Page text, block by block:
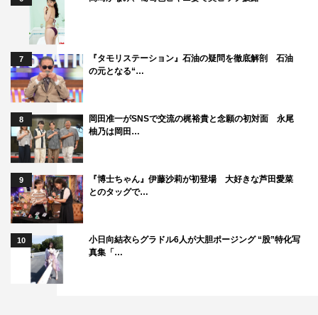
7
『タモリステーション』石油の疑問を徹底解剖 石油
の元となる“…
8
岡田准一がSNSで交流の梶裕貴と念願の初対面 永尾
柚乃は岡田…
9
『博士ちゃん』伊藤沙莉が初登場 大好きな芦田愛菜
とのタッグで…
10
小日向結衣らグラドル6人が大胆ポージング “股”特化写
真集「…